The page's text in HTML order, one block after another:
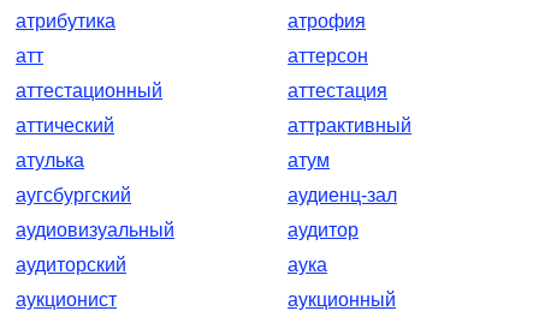
атрибутика
атрофия
атт
аттерсон
аттестационный
аттестация
аттический
аттрактивный
атулька
атум
аугсбургский
аудиенц-зал
аудиовизуальный
аудитор
аудиторский
аука
аукционист
аукционный